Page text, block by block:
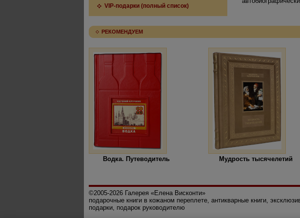
VIP-подарки (полный список)
РЕКОМЕНДУЕМ
Водка. Путеводитель Мудрость тысячелетий
©2005-2026 Галерея «Елена Висконти»
подарочные книги в кожаном переплете, антикварные книги,
подарки, подарок руководителю